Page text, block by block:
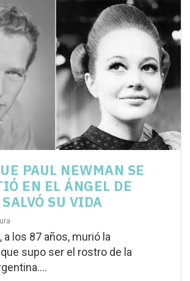
PAUL NEWMAN SE
EN EL ÁNGEL DE
SU VIDA
a los 87 años, murió la
supo ser el rostro de la